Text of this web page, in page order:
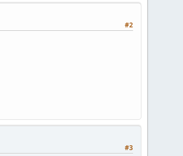
#2
#3